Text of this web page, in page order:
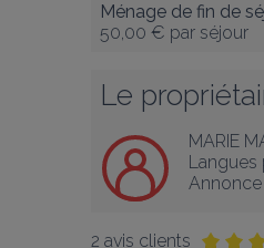
Ménage de fin de
50,00 € par séjour
Le
MARIE
Langues
Annonce
2 avis clients